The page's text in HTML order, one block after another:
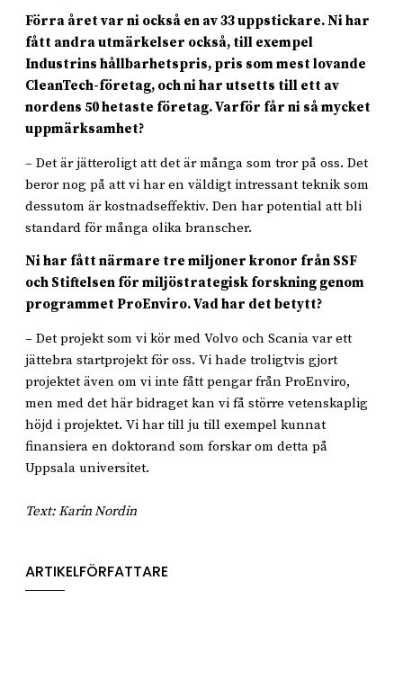
Förra året var ni också en av 33 uppstickare. Ni har
fått andra utmärkelser också, till exempel
Industrins hållbarhetspris, pris som mest lovande
CleanTech-företag, och ni har utsetts till ett av
nordens 50 hetaste företag. Varför får ni så mycket
uppmärksamhet?
– Det är jätteroligt att det är många som tror på oss. Det
beror nog på att vi har en väldigt intressant teknik som
dessutom är kostnadseffektiv. Den har potential att bli
standard för många olika branscher.
Ni har fått närmare tre miljoner kronor från SSF
och Stiftelsen för miljöstrategisk forskning genom
programmet ProEnviro. Vad har det betytt?
– Det projekt som vi kör med Volvo och Scania var ett
jättebra startprojekt för oss. Vi hade troligtvis gjort
projektet även om vi inte fått pengar från ProEnviro,
men med det här bidraget kan vi få större vetenskaplig
höjd i projektet. Vi har till ju till exempel kunnat
finansiera en doktorand som forskar om detta på
Uppsala universitet.
Text: Karin Nordin
ARTIKELFÖRFATTARE